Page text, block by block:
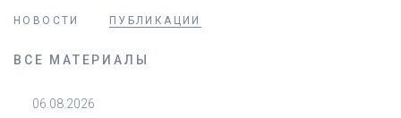
НОВОСТИ ПУБЛИКАЦИИ
ВСЕ МАТЕРИАЛЫ
06.08.2026